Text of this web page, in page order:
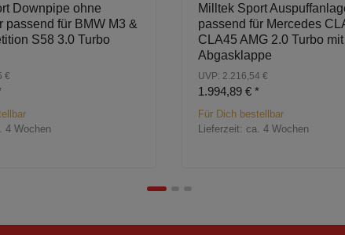
Downpipe ohne
passend für BMW M3 &
S58 3.0 Turbo
€
4 Wochen
Milltek Sport
passend für Mercedes
CLA45 AMG 2.0 Turbo mit
Abgasklappe
UVP: 2.216,54 €
1.994,89 € *
Für Dich bestellbar
Lieferzeit: ca. 4 Wochen